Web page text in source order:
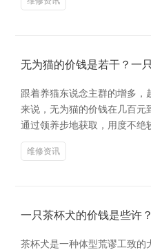
无为猫的价钱是若干？一
跟着养猫东说念主群的增多，
来说，无为猫的价钱在几百元
通过领养步地获取，用度不绝
维修资讯
一只茶杯犬的价钱是些许？
茶杯犬是一种体型荒谬工致的